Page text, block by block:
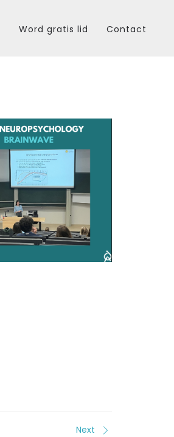
Word gratis lid Contact
Next